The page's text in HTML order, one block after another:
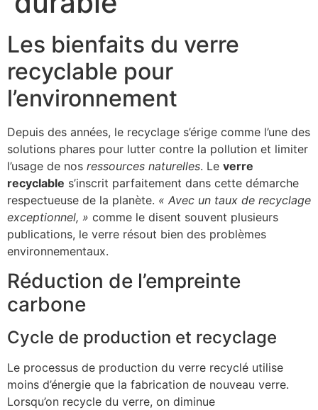
Les bienfaits du verre
recyclable pour
l’environnement
Depuis des années, le recyclage s’érige comme l’une des
solutions phares pour lutter contre la pollution et limiter
l’usage de nos ressources naturelles. Le verre
recyclable s’inscrit parfaitement dans cette démarche
respectueuse de la planète. « Avec un taux de recyclage
exceptionnel, » comme le disent souvent plusieurs
publications, le verre résout bien des problèmes
environnementaux.
Réduction de l’empreinte
carbone
Cycle de production et recyclage
Le processus de production du verre recyclé utilise
moins d’énergie que la fabrication de nouveau verre.
Lorsqu’on recycle du verre, on diminue